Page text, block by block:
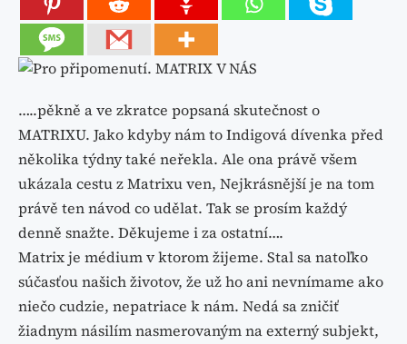
…..pěkně a ve zkratce popsaná skutečnost o
MATRIXU. Jako kdyby nám to Indigová dívenka před
několika týdny také neřekla. Ale ona právě všem
ukázala cestu z Matrixu ven, Nejkrásnější je na tom
právě ten návod co udělat. Tak se prosím každý
denně snažte. Děkujeme i za ostatní….
Matrix je médium v ktorom žijeme. Stal sa natoľko
súčasťou našich životov, že už ho ani nevnímame ako
niečo cudzie, nepatriace k nám. Nedá sa zničiť
žiadnym násilím nasmerovaným na externý subjekt,